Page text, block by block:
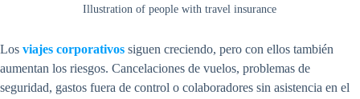
Illustration of people with travel insurance
Los viajes corporativos siguen creciendo, pero con ellos también
aumentan los riesgos. Cancelaciones de vuelos, problemas de
seguridad, gastos fuera de control o colaboradores sin asistencia en el